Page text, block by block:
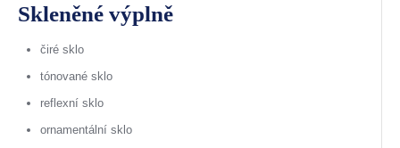
Skleněné výplně
čiré sklo
tónované sklo
reflexní sklo
ornamentální sklo